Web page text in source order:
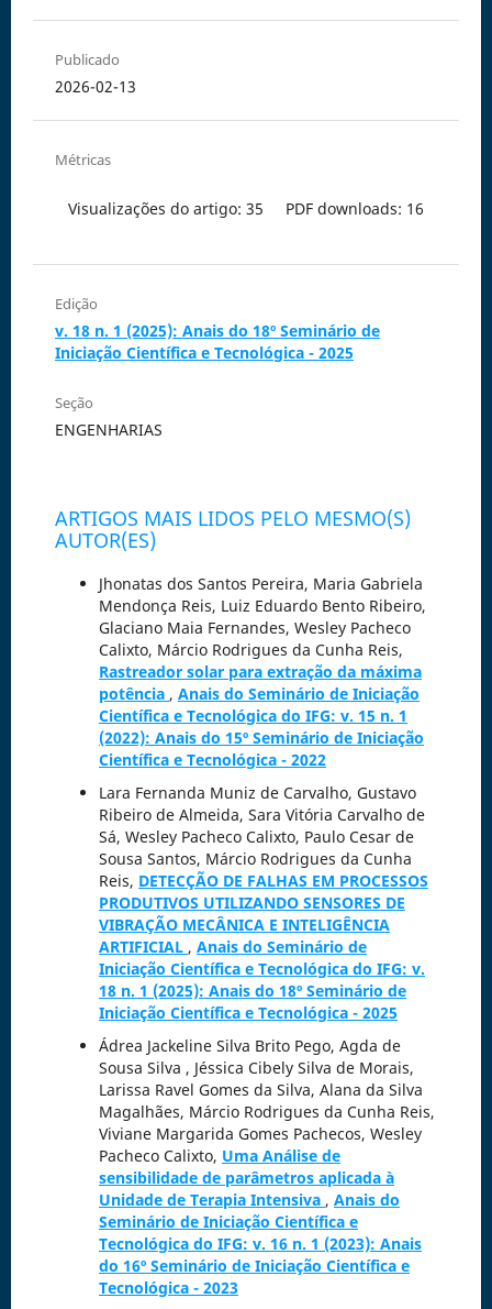
Publicado
2026-02-13
Métricas
Visualizações do artigo: 35 PDF downloads: 16
Edição
v. 18 n. 1 (2025): Anais do 18º Seminário de
Iniciação Científica e Tecnológica - 2025
Seção
ENGENHARIAS
ARTIGOS MAIS LIDOS PELO MESMO(S)
AUTOR(ES)
Jhonatas dos Santos Pereira, Maria Gabriela
Mendonça Reis, Luiz Eduardo Bento Ribeiro,
Glaciano Maia Fernandes, Wesley Pacheco
Calixto, Márcio Rodrigues da Cunha Reis,
Rastreador solar para extração da máxima
potência , Anais do Seminário de Iniciação
Científica e Tecnológica do IFG: v. 15 n. 1
(2022): Anais do 15º Seminário de Iniciação
Científica e Tecnológica - 2022
Lara Fernanda Muniz de Carvalho, Gustavo
Ribeiro de Almeida, Sara Vitória Carvalho de
Sá, Wesley Pacheco Calixto, Paulo Cesar de
Sousa Santos, Márcio Rodrigues da Cunha
Reis, DETECÇÃO DE FALHAS EM PROCESSOS
PRODUTIVOS UTILIZANDO SENSORES DE
VIBRAÇÃO MECÂNICA E INTELIGÊNCIA
ARTIFICIAL , Anais do Seminário de
Iniciação Científica e Tecnológica do IFG: v.
18 n. 1 (2025): Anais do 18º Seminário de
Iniciação Científica e Tecnológica - 2025
Ádrea Jackeline Silva Brito Pego, Agda de
Sousa Silva , Jéssica Cibely Silva de Morais,
Larissa Ravel Gomes da Silva, Alana da Silva
Magalhães, Márcio Rodrigues da Cunha Reis,
Viviane Margarida Gomes Pachecos, Wesley
Pacheco Calixto, Uma Análise de
sensibilidade de parâmetros aplicada à
Unidade de Terapia Intensiva , Anais do
Seminário de Iniciação Científica e
Tecnológica do IFG: v. 16 n. 1 (2023): Anais
do 16º Seminário de Iniciação Científica e
Tecnológica - 2023